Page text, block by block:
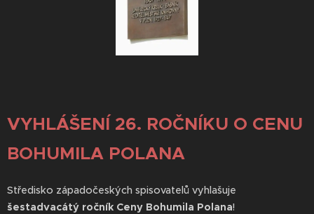
VYHLÁŠENÍ 26. ROČNÍKU O CENU
BOHUMILA POLANA
Středisko západočeských spisovatelů vyhlašuje
šestadvacátý ročník Ceny Bohumila Polana!